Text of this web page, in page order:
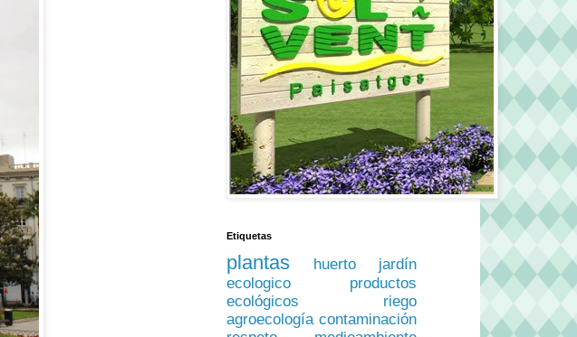
Etiquetas
plantas huerto
jardín
ecologico
productos
ecológicos
riego
agroecología contaminación